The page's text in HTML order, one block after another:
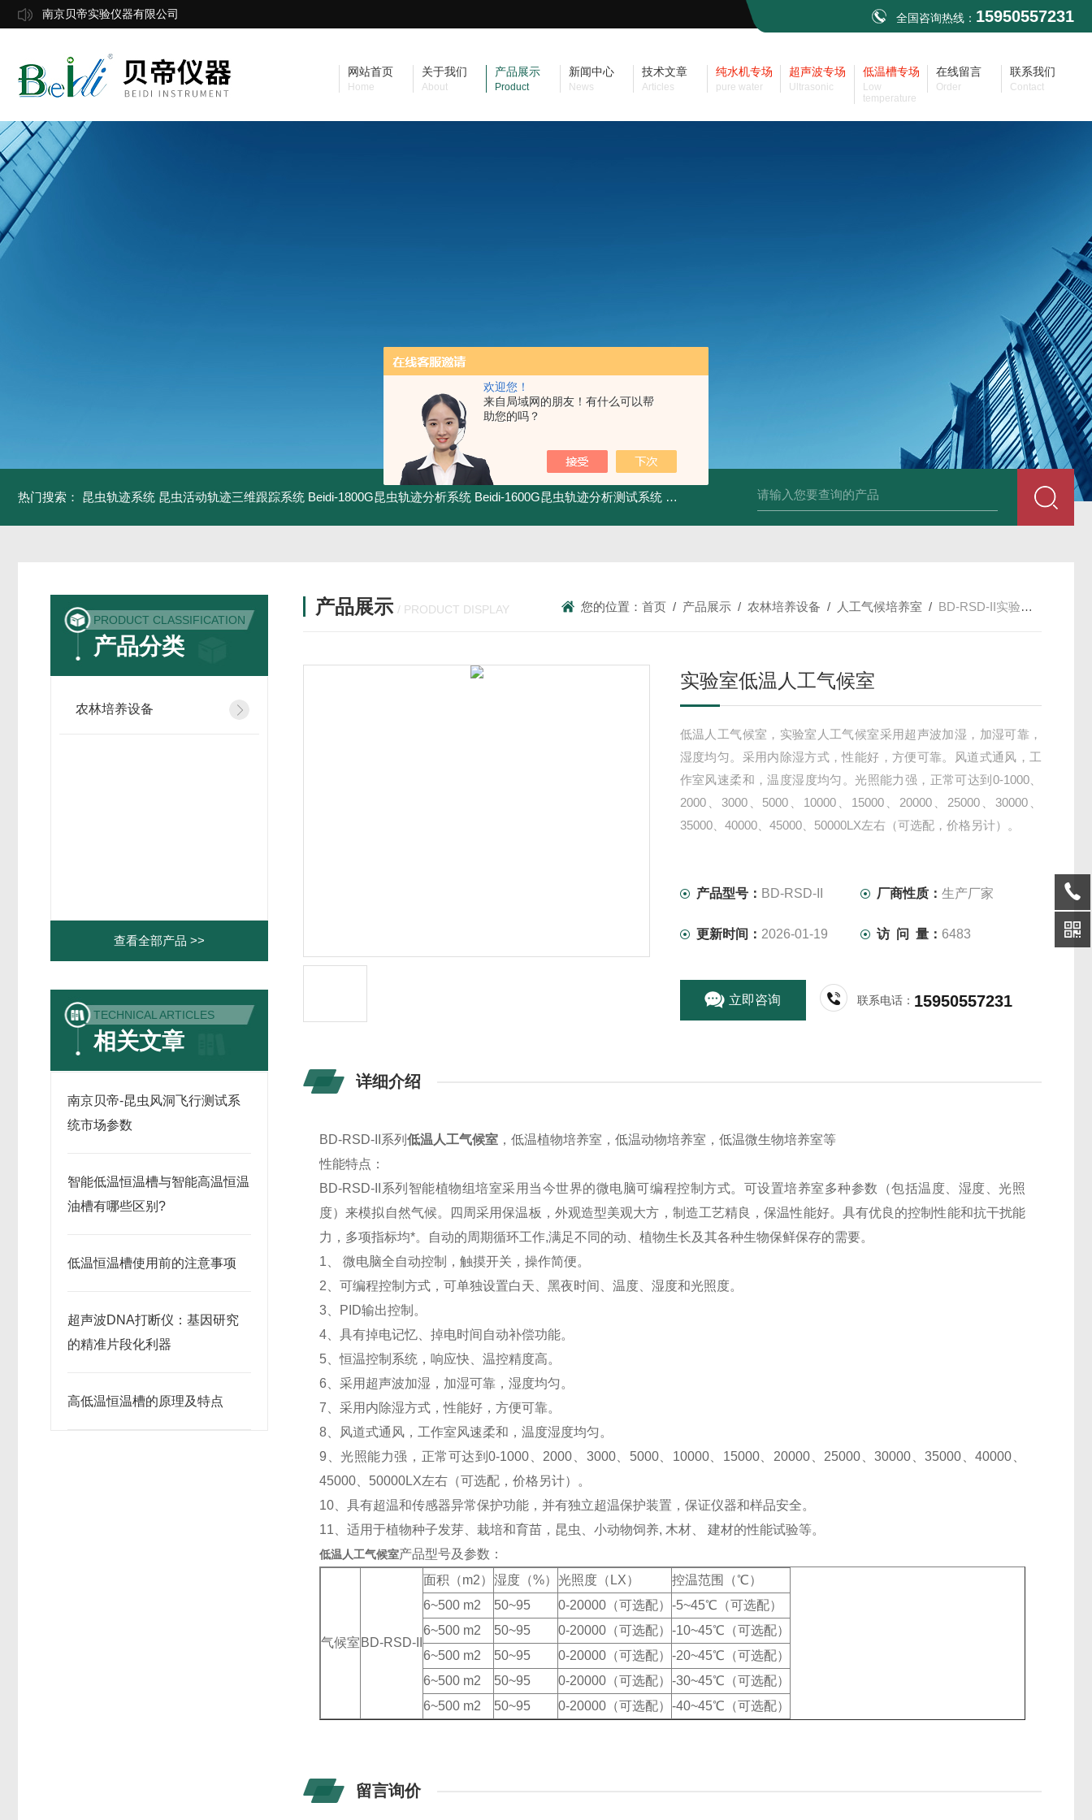
欢迎您！
来自局域网的朋友！有什么可以帮
助您的吗？
南京贝帝实验仪器有限公司 全国咨询热线： 15950557231
网站首页
Home
关于我们
About
产品展示
Product
新闻中心
News
技术文章
Articles
纯水机专场
pure water
超声波专场
Ultrasonic
低温槽专场
Low
temperature
在线留言
Order
联系我们
Contact
热门搜索： 昆虫轨迹系统 昆虫活动轨迹三维跟踪系统 Beidi-1800G昆虫轨迹分析系统 Beidi-1600G昆虫轨迹分析测试系统 BXPE500B大口径氙灯光源 BDRF超声波乳化反应釜 BDUF系列超声波高剪切
PRODUCT CLASSIFICATION
产品分类
农林培养设备
查看全部产品 >>
TECHNICAL ARTICLES
相关文章
南京贝帝-昆虫风洞飞行测试系
统市场参数
智能低温恒温槽与智能高温恒温
油槽有哪些区别?
低温恒温槽使用前的注意事项
超声波DNA打断仪：基因研究
的精准片段化利器
高低温恒温槽的原理及特点
产品展示 / PRODUCT DISPLAY 您的位置：首页 / 产品展示 / 农林培养设备 / 人工气候培养室 / BD-RSD-II实验室低温人工气候室
实验室低温人工气候室
低温人工气候室，实验室人工气候室采用超声波加湿，加湿可靠，
湿度均匀。采用内除湿方式，性能好，方便可靠。风道式通风，工
作室风速柔和，温度湿度均匀。光照能力强，正常可达到0-1000、
2000、3000、5000、10000、15000、20000、25000、30000、
35000、40000、45000、50000LX左右（可选配，价格另计）。
产品型号： BD-RSD-II 厂商性质：生产厂家
更新时间： 2026-01-19 访 问 量： 6483
立即咨询 联系电话： 15950557231
详细介绍
BD-RSD-II系列低温人工气候室 ，低温植物培养室，低温动物培养室，低温微生物培养室等
性能特点：
BD-RSD-II系列智能植物组培室采用当今世界的微电脑可编程控制方式。可设置培养室多种参数（包括温度、湿度、光照
度）来模拟自然气候。四周采用保温板，外观造型美观大方，制造工艺精良，保温性能好。具有优良的控制性能和抗干扰能
力，多项指标均*。自动的周期循环工作,满足不同的动、植物生长及其各种生物保鲜保存的需要。
1、
微电脑全自动控制，触摸开关，操作简便。
2、可编程控制方式，可单独设置白天、黑夜时间、温度、湿度和光照度。
3、
PID输出控制。
4、具有掉电记忆、掉电时间自动补偿功能。
5、恒温控制系统，响应快、温控精度高。
6、采用超声波加湿，加湿可靠，湿度均匀。
7、采用内除湿方式，性能好，方便可靠。
8、
风道式通风，工作室风速柔和，温度湿度均匀。
9、光照能力强，正常可达到0-1000、2000、3000、5000、10000、15000、20000、25000、30000、35000、40000、
45000、50000LX左右（可选配，价格另计）。
10、具有超温和传感器异常保护功能，并有独立超温保护装置，保证仪器和样品安全。
11、适用于植物种子发芽、栽培和育苗，昆虫、小动物饲养, 木材、 建材的性能试验等。
低温人工气候室产品型号及参数：
气候室 BD-RSD-II
面积（m2） 湿度（%） 光照度（LX）
控温范围（℃）
6~500 m2
50~95 0-20000（可选配） -5~45℃（可选配）
6~500 m2
50~95 0-20000（可选配） -10~45℃（可选配）
6~500 m2
50~95 0-20000（可选配） -20~45℃（可选配）
6~500 m2
50~95 0-20000（可选配） -30~45℃（可选配）
6~500 m2
50~95 0-20000（可选配） -40~45℃（可选配）
留言询价